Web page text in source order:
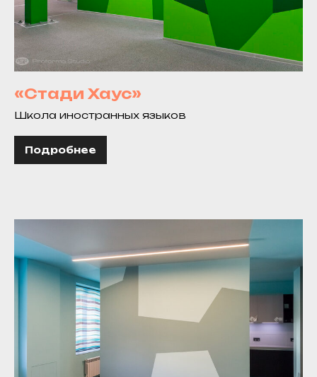
«Стади Хаус»
Школа иностранных языков
Подробнее